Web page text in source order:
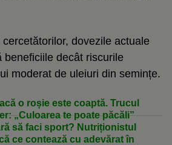
dovezile actuale
beneficiile decât riscurile
moderat de uleiuri din semințe.
o roșie este coaptă. Trucul
„Culoarea te poate păcăli”
să faci sport? Nutriționistul
ce contează cu adevărat în